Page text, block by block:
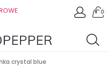
0
crystal blue